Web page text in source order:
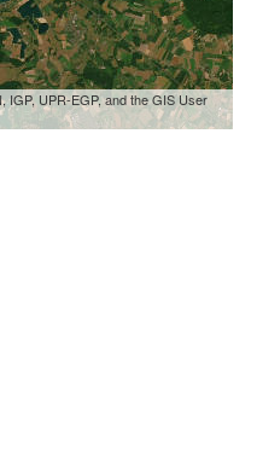
UPR-EGP, and the GIS User